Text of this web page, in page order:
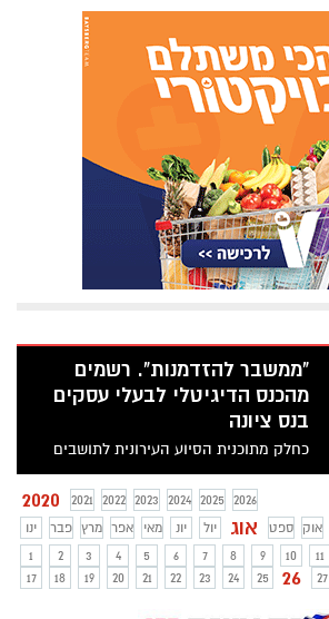
"ממשבר להזדמנות". רשמים
מהכנס הדיגיטלי לבעלי עסקים
בנס ציונה
כחלק מתוכנית הסיוע העירונית לתושבים
ובעלי עסקים שנפגעו ממשבר הקורונה, נוצר
שיתוף פעולה עם לילך גליקמן מנהלת סניף
מעוף לעסקים בראשון לציון - משרד הכלכלה.
היום התקיים מיפגש מקוון בזום בו הוצגו
כלים למקסימום חשיפה במינימום הוצאה
2020 2021 2022 2023 2024 2025
2026
ינו
פבר מרץ אפר מאי יונ יול אוג ספט אוק
1
2 3 4 5 6 7 8 9 10 11
17
18 19 20 21 22 23 24 25 26 27